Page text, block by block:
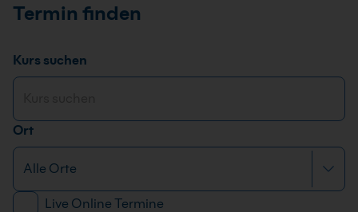
Termin finden
Kurs suchen
Ort
Live Online Termine